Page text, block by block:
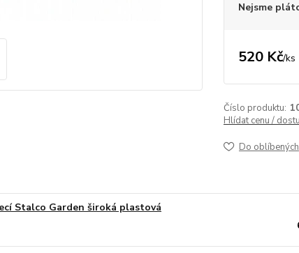
Nejsme
520 Kč/ks
Číslo produktu:
Hlídat cenu /
Do oblíbených
Stalco Garden široká plastová